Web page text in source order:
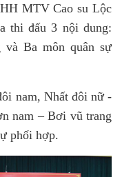
MTV Cao su Lộc
thi đấu 3 nội dung:
Ba môn quân sự
nam, Nhất đôi nữ -
nam – Bơi vũ trang
phối hợp.